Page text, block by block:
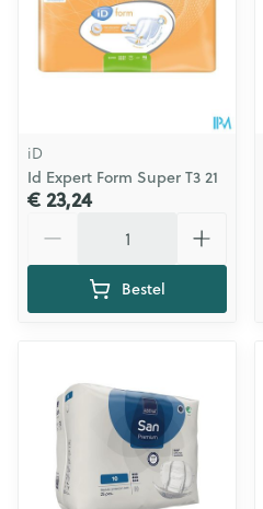
iD
Id Expert Form Super T3 21
€ 23,24
Bestel